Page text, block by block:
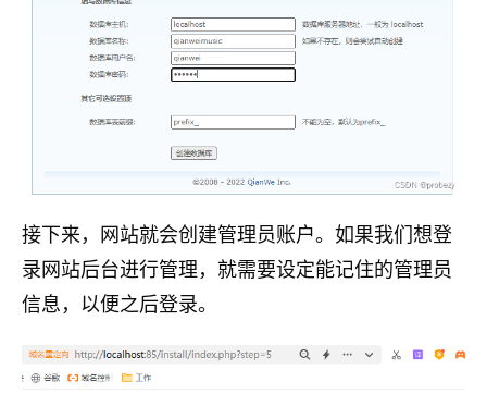
接下来，网站就会创建管理员账户。如果我们想登
录网站后台进行管理，就需要设定能记住的管理员
信息，以便之后登录。